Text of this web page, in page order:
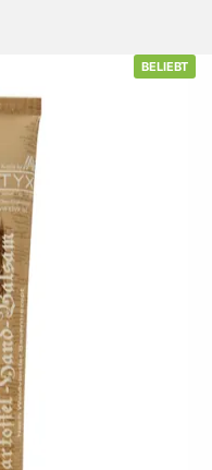
BELIEBT